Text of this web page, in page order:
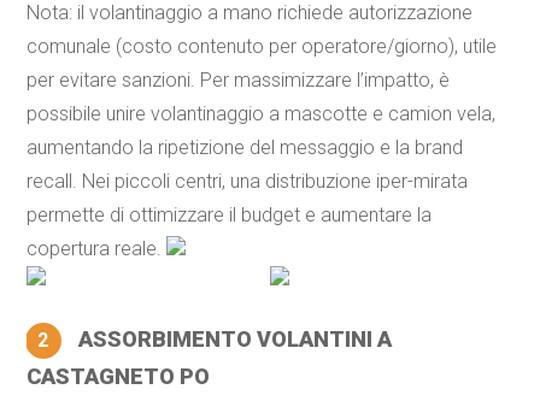
Nota: il volantinaggio a mano richiede autorizzazione
comunale (costo contenuto per operatore/giorno), utile
per evitare sanzioni. Per massimizzare l’impatto, è
possibile unire volantinaggio a mascotte e camion vela,
aumentando la ripetizione del messaggio e la brand
recall. Nei piccoli centri, una distribuzione iper-mirata
permette di ottimizzare il budget e aumentare la
copertura reale.
2
ASSORBIMENTO VOLANTINI A
CASTAGNETO PO